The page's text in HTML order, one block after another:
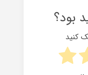
بود؟
کنید